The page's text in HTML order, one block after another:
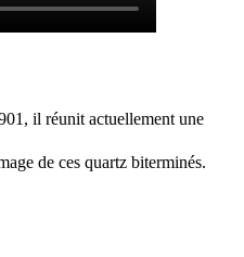
il réunit actuellement une
de ces quartz biterminés.